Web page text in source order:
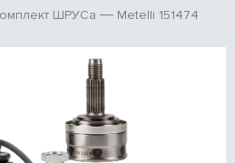
ШРУСа Metelli 151474